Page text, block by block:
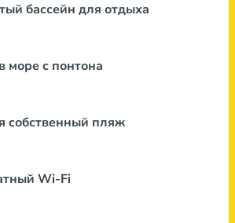
бассейн для отдыха
море с понтона
собственный пляж
Wi-Fi